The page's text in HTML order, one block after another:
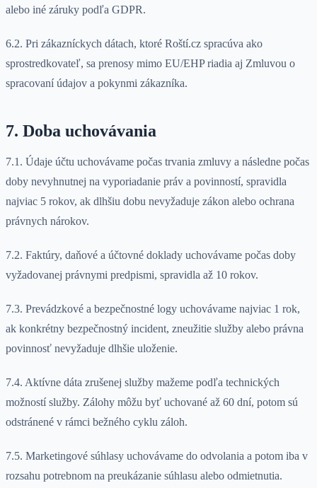
alebo iné záruky podľa GDPR.
6.2. Pri zákazníckych dátach, ktoré Roští.cz spracúva ako
sprostredkovateľ, sa prenosy mimo EU/EHP riadia aj Zmluvou o
spracovaní údajov a pokynmi zákazníka.
7. Doba uchovávania
7.1. Údaje účtu uchovávame počas trvania zmluvy a následne počas
doby nevyhnutnej na vyporiadanie práv a povinností, spravidla
najviac 5 rokov, ak dlhšiu dobu nevyžaduje zákon alebo ochrana
právnych nárokov.
7.2. Faktúry, daňové a účtovné doklady uchovávame počas doby
vyžadovanej právnymi predpismi, spravidla až 10 rokov.
7.3. Prevádzkové a bezpečnostné logy uchovávame najviac 1 rok,
ak konkrétny bezpečnostný incident, zneužitie služby alebo právna
povinnosť nevyžaduje dlhšie uloženie.
7.4. Aktívne dáta zrušenej služby mažeme podľa technických
možností služby. Zálohy môžu byť uchované až 60 dní, potom sú
odstránené v rámci bežného cyklu záloh.
7.5. Marketingové súhlasy uchovávame do odvolania a potom iba v
rozsahu potrebnom na preukázanie súhlasu alebo odmietnutia.